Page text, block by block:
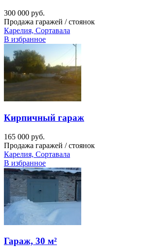
300 000 руб.
Продажа гаражей / стоянок
Карелия, Сортавала
В избранное
Кирпичный гараж
165 000 руб.
Продажа гаражей / стоянок
Карелия, Сортавала
В избранное
Гараж, 30 м²